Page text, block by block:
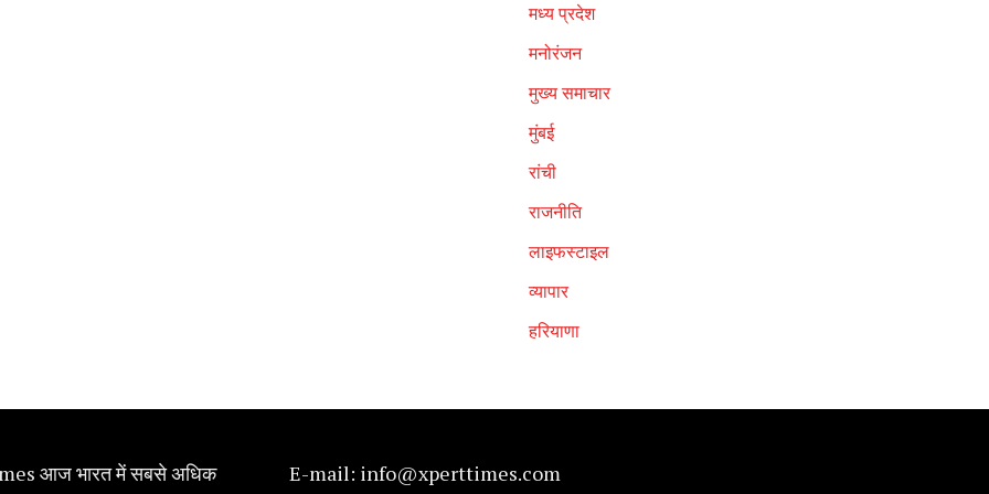
मध्य प्रदेश
मनोरंजन
मुख्य समाचार
मुंबई
रांची
राजनीति
लाइफस्टाइल
व्यापार
हरियाणा
आज भारत में सबसे अधिक E-mail: info@xperttimes.com